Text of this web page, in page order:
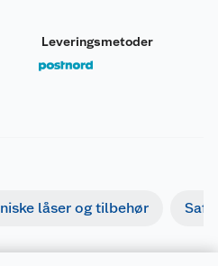
Leveringsmetoder
låser og tilbehør